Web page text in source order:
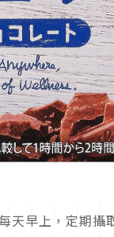
天早上，定期